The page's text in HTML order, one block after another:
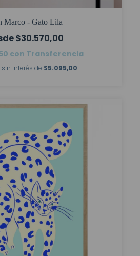
Marco - Gato Lila
$30.570,00
con Transferencia
interés de $5.095,00